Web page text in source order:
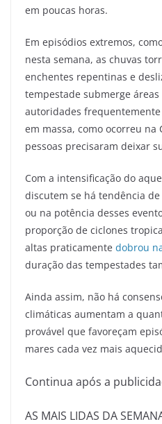
em poucas horas.
Em episódios extremos,
nesta semana, as chuvas
enchentes repentinas e
tempestade submerge áreas
autoridades
em massa, como ocorreu na
pessoas precisaram deixar
Com a intensificação do
discutem se há tendência
ou na potência desses
proporção de ciclones
altas praticamente dobrou
duração das tempestades
Ainda assim, não há
climáticas aumentam a
provável que favoreçam
mares cada vez mais
Continua após a
AS MAIS LIDAS DA